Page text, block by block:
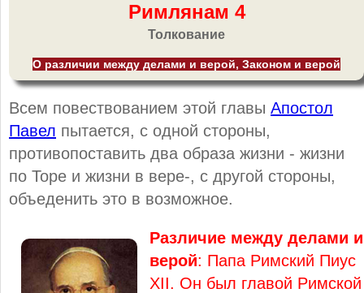
Римлянам 4
Толкование
О различии между делами и верой, Законом и верой
Всем повествованием этой главы Апостол
Павел пытается, с одной стороны,
противопоставить два образа жизни - жизни
по Торе и жизни в вере-, с другой стороны,
объеденить это в возможное.
Различие между делами и
верой: Папа Римский Пиус
XII. Он был главой Римской